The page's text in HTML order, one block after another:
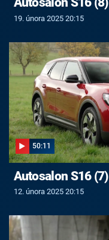
19. února 2025 20:15
50:11
Autosalon S16 (7)
12. února 2025 20:15